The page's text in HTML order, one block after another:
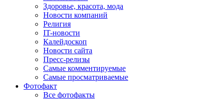
Здоровье, красота, мода
Новости компаний
Религия
IT-новости
Калейдоскоп
Новости сайта
Пресс-релизы
Самые комментируемые
Самые просматриваемые
Фотофакт
Все фотофакты